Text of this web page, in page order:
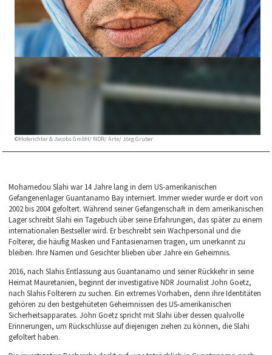
©Hoferichter & Jacobs GmbH/ NDR/ Arte/ Jörg Gruber
Mohamedou Slahi war 14 Jahre lang in dem US-amerikanischen
Gefangenenlager Guantanamo Bay interniert. Immer wieder wurde er dort von
2002 bis 2004 gefoltert. Während seiner Gefangenschaft in dem amerikanischen
Lager schreibt Slahi ein Tagebuch über seine Erfahrungen, das später zu einem
internationalen Bestseller wird. Er beschreibt sein Wachpersonal und die
Folterer, die häufig Masken und Fantasienamen tragen, um unerkannt zu
bleiben. Ihre Namen und Gesichter blieben über Jahre ein Geheimnis.
2016, nach Slahis Entlassung aus Guantanamo und seiner Rückkehr in seine
Heimat Mauretanien, beginnt der investigative NDR Journalist John Goetz,
nach Slahis Folterern zu suchen. Ein extremes Vorhaben, denn ihre Identitäten
gehören zu den bestgehüteten Geheimnissen des US-amerikanischen
Sicherheitsapparates. John Goetz spricht mit Slahi über dessen qualvolle
Erinnerungen, um Rückschlüsse auf diejenigen ziehen zu können, die Slahi
gefoltert haben.